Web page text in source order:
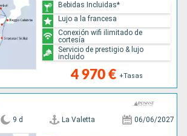
4 970 € +Tasas
Bebidas Incluidas*
Lujo a la francesa
Conexión wifi ilimitado de
cortesía
Servicio de prestigio & lujo
incluido
9 d La Valetta 06/06/2027